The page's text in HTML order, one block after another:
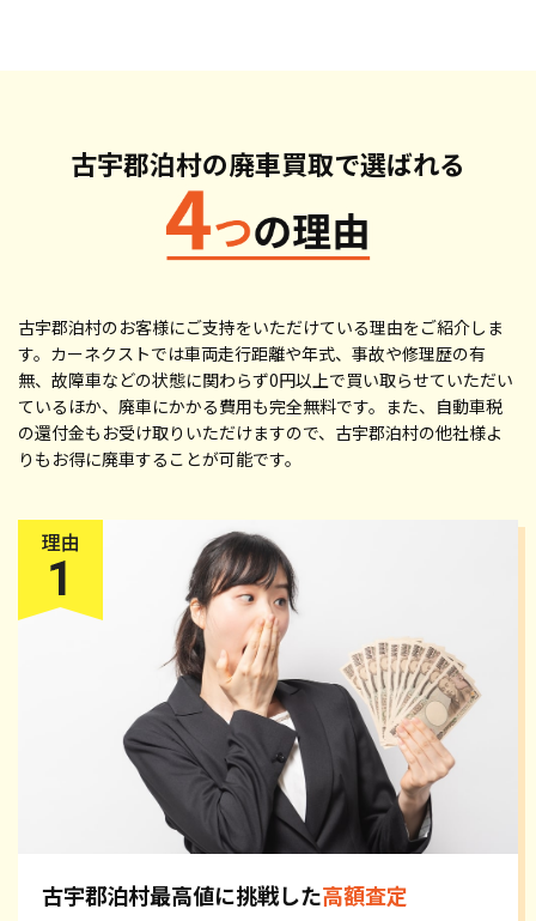
古宇郡泊村の廃車買取で選ばれる
古宇郡泊村のお客様にご支持をいただけている理由をご紹介しま
す。カーネクストでは車両走行距離や年式、事故や修理歴の有
無、故障車などの状態に関わらず0円以上で買い取らせていただい
ているほか、廃車にかかる費用も完全無料です。また、自動車税
の還付金もお受け取りいただけますので、古宇郡泊村の他社様よ
りもお得に廃車することが可能です。
古宇郡泊村最高値に挑戦した高額査定